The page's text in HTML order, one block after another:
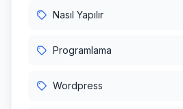
Nasıl Yapılır
Programlama
Wordpress